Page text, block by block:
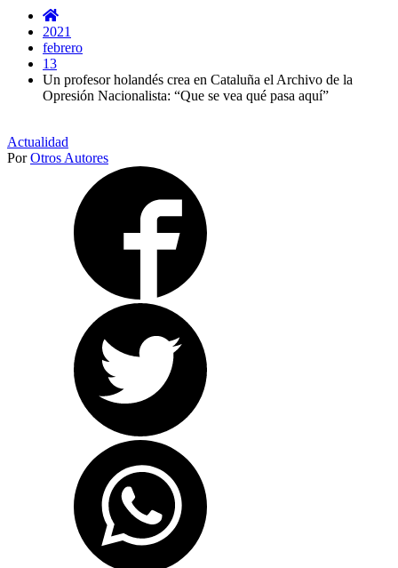
2021
febrero
13
Un profesor holandés crea en Cataluña el Archivo de la
Opresión Nacionalista: “Que se vea qué pasa aquí”
Actualidad
PorOtros Autores